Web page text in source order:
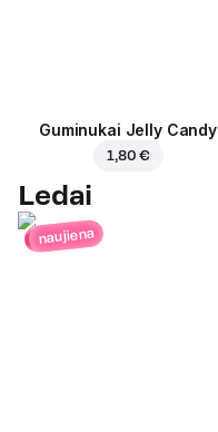
Guminukai Jelly Candy
1,80 €
Ledai
naujiena